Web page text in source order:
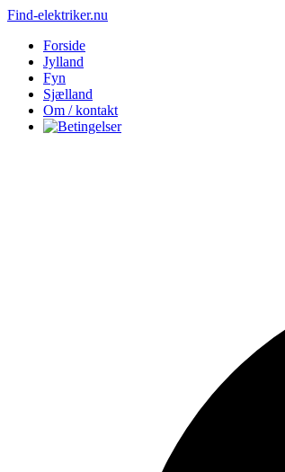
Find-elektriker.nu
Forside
Jylland
Fyn
Sjælland
Om / kontakt